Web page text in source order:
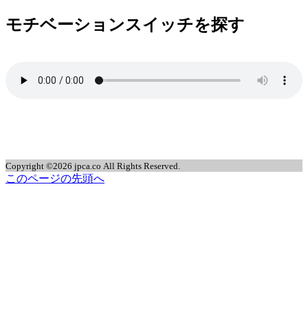
jpca.co
モチベーションスイッチを探す
Copyright ©2026 jpca.co All Rights Reserved.
このページの先頭へ